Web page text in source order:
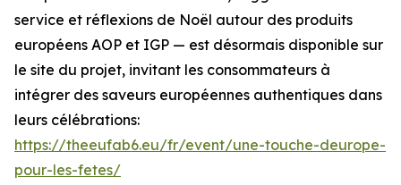
service et réflexions de Noël autour des produits
européens AOP et IGP — est désormais disponible sur
le site du projet, invitant les consommateurs à
intégrer des saveurs européennes authentiques dans
leurs célébrations:
https://theeufab6.eu/fr/event/une-touche-deurope-
pour-les-fetes/